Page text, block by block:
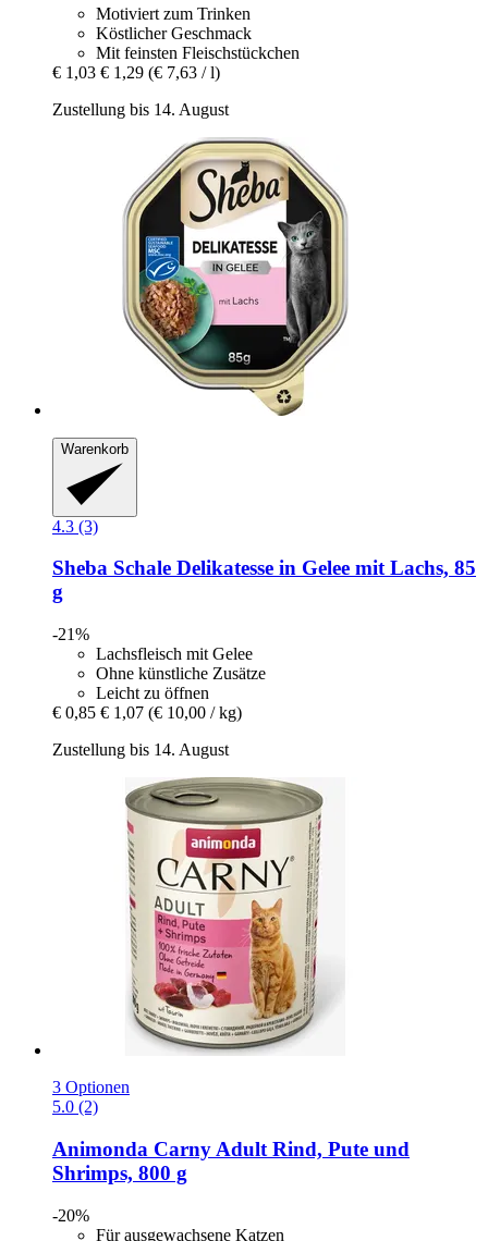
Motiviert zum Trinken
Köstlicher Geschmack
Mit feinsten Fleischstückchen
€ 1,03 € 1,29 (€ 7,63 / l)
Zustellung bis 14. August
Warenkorb
4.3 (3)
Sheba Schale Delikatesse in Gelee mit Lachs, 85
g
-21%
Lachsfleisch mit Gelee
Ohne künstliche Zusätze
Leicht zu öffnen
€ 0,85 € 1,07 (€ 10,00 / kg)
Zustellung bis 14. August
3 Optionen
5.0 (2)
Animonda Carny Adult Rind, Pute und
Shrimps, 800 g
-20%
Für ausgewachsene Katzen